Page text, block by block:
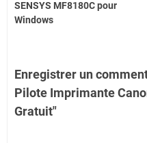
SENSYS MF8180C pour
Windows
Enregistrer un
Pilote Imprimante
Gratuit"